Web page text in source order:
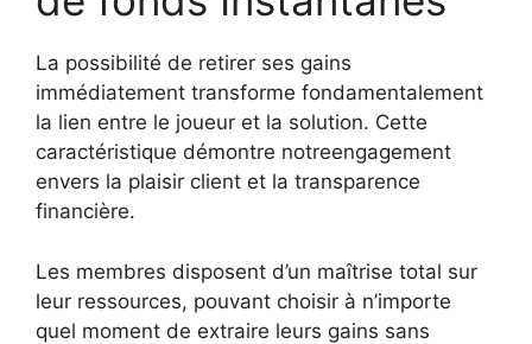
La possibilité de retirer ses gains
immédiatement transforme fondamentalement
la lien entre le joueur et la solution. Cette
caractéristique démontre notreengagement
envers la plaisir client et la transparence
financière.
Les membres disposent d’un maîtrise total sur
leur ressources, pouvant choisir à n’importe
quel moment de extraire leurs gains sans